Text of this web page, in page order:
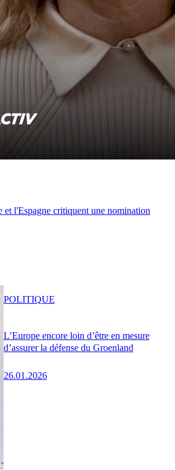
l'Espagne critiquent une nomination
L’Europe encore loin d’être en mesure
d’assurer la défense du Groenland
26.01.2026
POLITIQUE